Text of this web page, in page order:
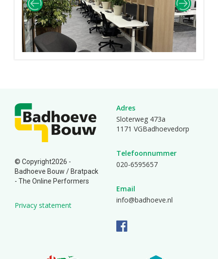
© Copyright2026 -
Badhoeve Bouw / Bratpack
- The Online Performers
Privacy statement
Adres
Sloterweg 473a
1171 VGBadhoevedorp
Telefoonnummer
020-6595657
Email
info@badhoeve.nl